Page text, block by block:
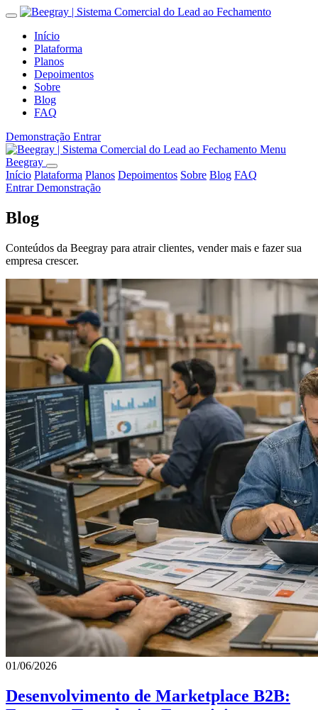
Início
Plataforma
Planos
Depoimentos
Sobre
Blog
FAQ
Demonstração Entrar
Menu
Beegray
Início Plataforma Planos Depoimentos Sobre Blog FAQ
EntrarDemonstração
Blog
Conteúdos da Beegray para atrair clientes, vender mais e fazer sua
empresa crescer.
01/06/2026
Desenvolvimento de Marketplace B2B: